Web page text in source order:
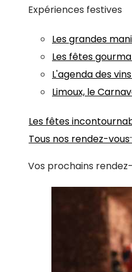
Expériences festives
Les grandes
Les fêtes
L'agenda des
Limoux, le
Les fêtes
Tous nos rendez-vous
Vos prochains